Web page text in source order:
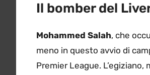
Il bomber del
Mohammed Salah, che
meno in questo avvio di
Premier League.